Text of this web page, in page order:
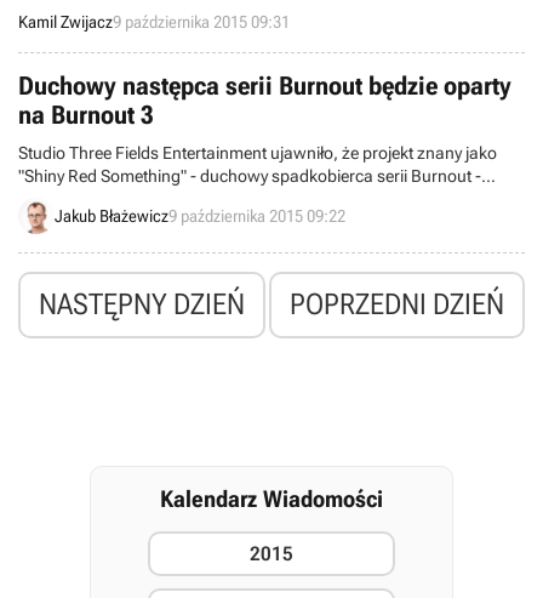
egzemplarzy. Dodatkowo twórcy zdradzili kilka nowych informacji
związanych z nadchodzącą zawartością.
Kamil Zwijacz9 października 2015 09:31
Duchowy następca serii Burnout będzie oparty
na Burnout 3
Studio Three Fields Entertainment ujawniło, że projekt znany jako
"Shiny Red Something" - duchowy spadkobierca serii Burnout -
powstanie w oparciu o trzecią odsłonę popularnego cyklu.
Jednocześnie poinformowano, że prace nad grą jeszcze się nie
debiutanckiego projektu studia.
Jakub Błażewicz9 października 2015 09:22
NASTĘPNY DZIEŃ POPRZEDNI DZIEŃ
Kalendarz Wiadomości
2015